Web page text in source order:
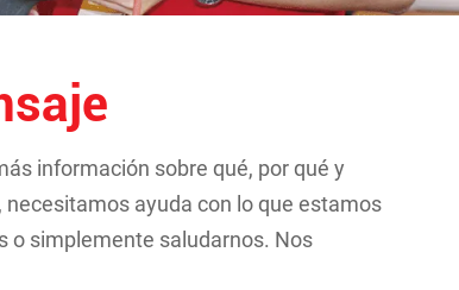
información sobre qué, por qué y
ayuda con lo que estamos
o simplemente saludarnos. Nos